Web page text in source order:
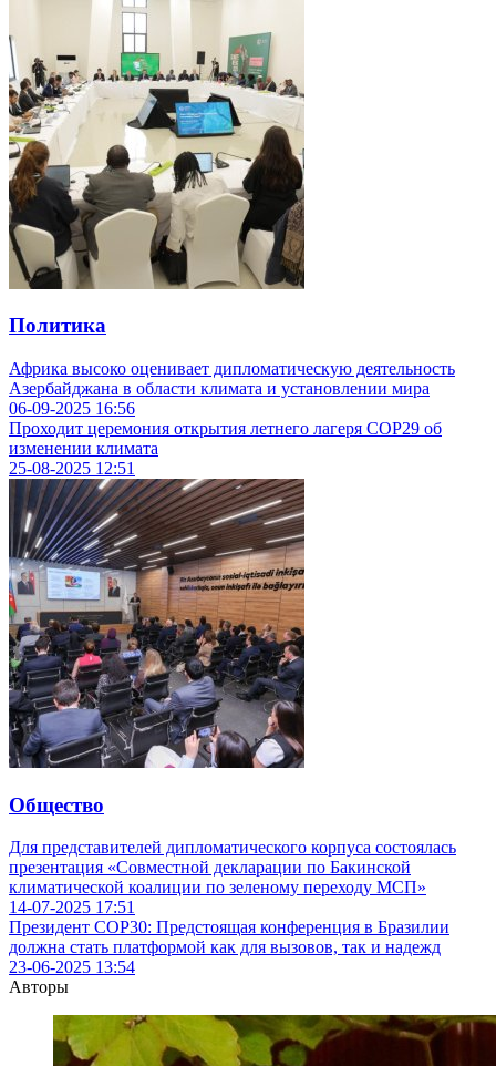
Политика
Африка высоко оценивает дипломатическую деятельность
Азербайджана в области климата и установлении мира
06-09-2025 16:56
Проходит церемония открытия летнего лагеря COP29 об
изменении климата
25-08-2025 12:51
Общество
Для представителей дипломатического корпуса состоялась
презентация «Совместной декларации по Бакинской
климатической коалиции по зеленому переходу МСП»
14-07-2025 17:51
Президент COP30: Предстоящая конференция в Бразилии
должна стать платформой как для вызовов, так и надежд
23-06-2025 13:54
Авторы